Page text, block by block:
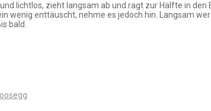
lichtlos, zieht langsam ab und ragt zur Hälfte in
wenig enttäuscht, nehme es jedoch hin. Langsam
bald.